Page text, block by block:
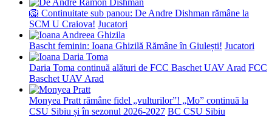
🦁 Continuitate sub panou: De Andre Dishman rămâne la
SCM U Craiova! Jucatori
Bascht feminin: Ioana Ghizilă Rămâne în Giulești! Jucatori
Daria Toma continuă alături de FCC Baschet UAV Arad FCC
Baschet UAV Arad
Monyea Pratt rămâne fidel „vulturilor”! „Mo” continuă la
CSU Sibiu și în sezonul 2026-2027 BC CSU Sibiu